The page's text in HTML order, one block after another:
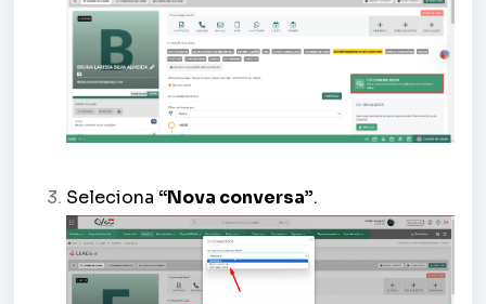
Seleciona “Nova conversa”.